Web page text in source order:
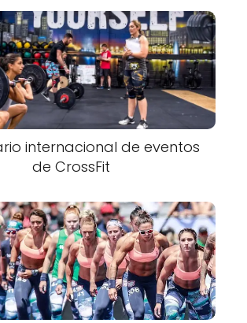
internacional de eventos
de CrossFit